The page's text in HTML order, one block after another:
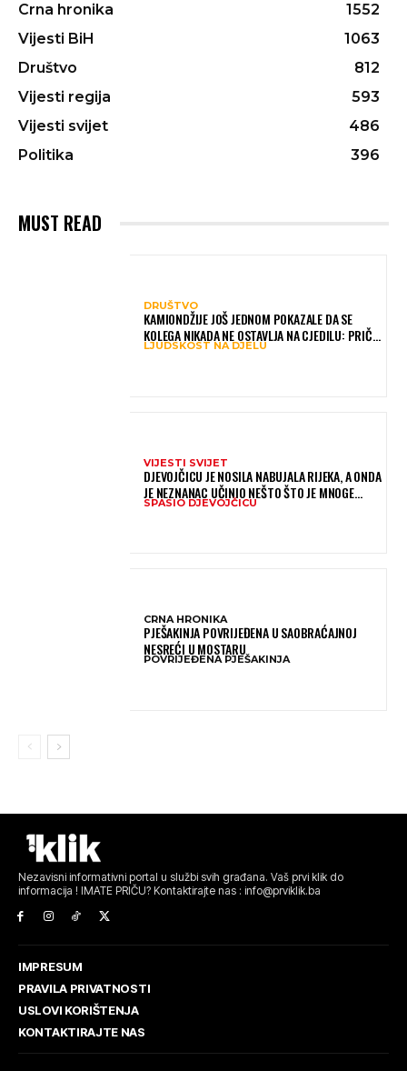
Crna hronika
1552
Vijesti BiH
1063
Društvo
812
Vijesti regija
593
Vijesti svijet
486
Politika
396
MUST READ
DRUŠTVO
KAMIONDŽIJE JOŠ JEDNOM POKAZALE DA SE
KOLEGA NIKADA NE OSTAVLJA NA CJEDILU: PRIČA
IZ HAMBURGA DIRNULA MNOGE
LJUDSKOST NA DJELU
VIJESTI SVIJET
DJEVOJČICU JE NOSILA NABUJALA RIJEKA, A ONDA
JE NEZNANAC UČINIO NEŠTO ŠTO JE MNOGE
OSTAVILO BEZ RIJEČI
SPASIO DJEVOJČICU
CRNA HRONIKA
PJEŠAKINJA POVRIJEĐENA U SAOBRAĆAJNOJ
NESREĆI U MOSTARU
POVRIJEĐENA PJEŠAKINJA
Nezavisni informativni portal u službi svih građana. Vaš prvi klik do
informacija ! IMATE PRIČU? Kontaktirajte nas : info@prviklik.ba
IMPRESUM
PRAVILA PRIVATNOSTI
USLOVI KORIŠTENJA
KONTAKTIRAJTE NAS